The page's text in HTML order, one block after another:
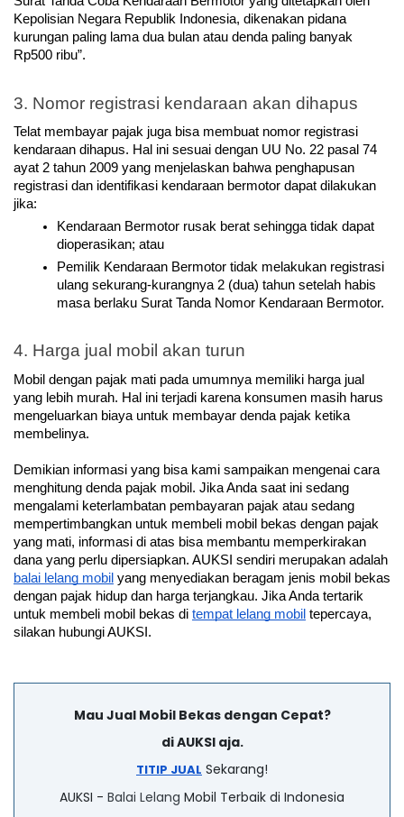
Kepolisian Negara Republik Indonesia, dikenakan pidana
kurungan paling lama dua bulan atau denda paling banyak
Rp500 ribu”.
3. Nomor registrasi kendaraan akan dihapus
Telat membayar pajak juga bisa membuat nomor registrasi
kendaraan dihapus. Hal ini sesuai dengan UU No. 22 pasal 74
ayat 2 tahun 2009 yang menjelaskan bahwa penghapusan
registrasi dan identifikasi kendaraan bermotor dapat dilakukan
jika:
Kendaraan Bermotor rusak berat sehingga tidak dapat
dioperasikan; atau
Pemilik Kendaraan Bermotor tidak melakukan registrasi
ulang sekurang-kurangnya 2 (dua) tahun setelah habis
masa berlaku Surat Tanda Nomor Kendaraan Bermotor.
4. Harga jual mobil akan turun
Mobil dengan pajak mati pada umumnya memiliki harga jual
yang lebih murah. Hal ini terjadi karena konsumen masih harus
mengeluarkan biaya untuk membayar denda pajak ketika
membelinya.
Demikian informasi yang bisa kami sampaikan mengenai cara
menghitung denda pajak mobil. Jika Anda saat ini sedang
mengalami keterlambatan pembayaran pajak atau sedang
mempertimbangkan untuk membeli mobil bekas dengan pajak
yang mati, informasi di atas bisa membantu memperkirakan
balai lelang mobil yang menyediakan beragam jenis mobil bekas
dengan pajak hidup dan harga terjangkau. Jika Anda tertarik
untuk membeli mobil bekas di tempat lelang mobil tepercaya,
silakan hubungi AUKSI.
Mau Jual Mobil Bekas dengan Cepat?
di AUKSI aja.
TITIP JUAL Sekarang!
AUKSI - Balai Lelang Mobil Terbaik di Indonesia